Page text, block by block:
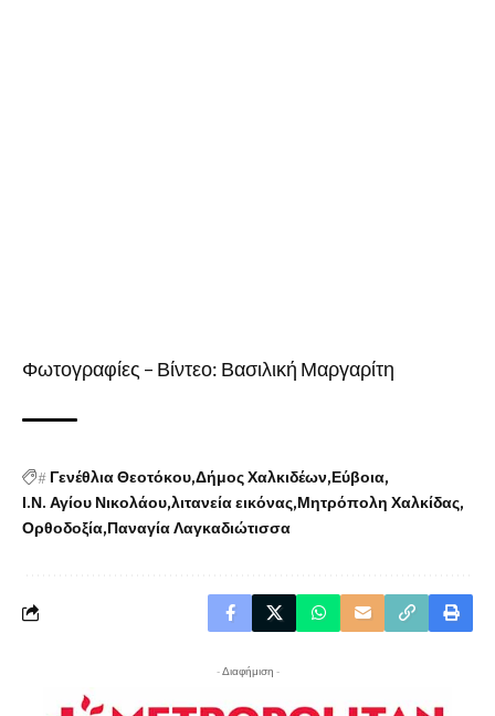
Φωτογραφίες – Βίντεο: Βασιλική Μαργαρίτη
# Γενέθλια Θεοτόκου Δήμος Χαλκιδέων Εύβοια
Ι.Ν. Αγίου Νικολάου λιτανεία εικόνας Μητρόπολη Χαλκίδας
Ορθοδοξία Παναγία Λαγκαδιώτισσα
- Διαφήμιση -